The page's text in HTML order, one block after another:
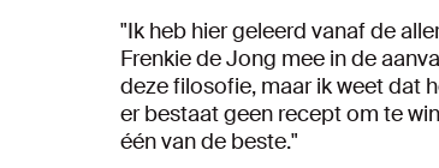
"Ik heb hier geleerd vanaf de
Frenkie de Jong mee in de
deze filosofie, maar ik weet dat
er bestaat geen recept om te
één van de beste."